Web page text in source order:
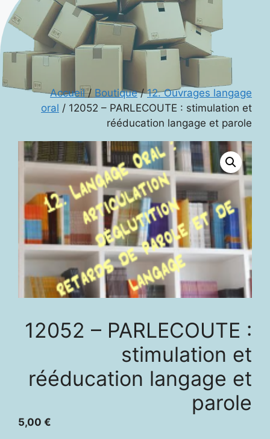
Accueil/ Boutique/12. Ouvrages langage
oral / 12052 – PARLECOUTE : stimulation et
rééducation langage et parole
12052 – PARLECOUTE :
stimulation et
rééducation langage et
parole
5,00 €